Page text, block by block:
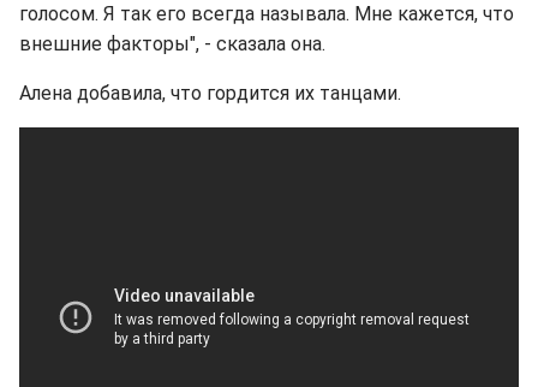
голосом. Я так его всегда называла. Мне кажется, что
внешние факторы", - сказала она.
Алена добавила, что гордится их танцами.